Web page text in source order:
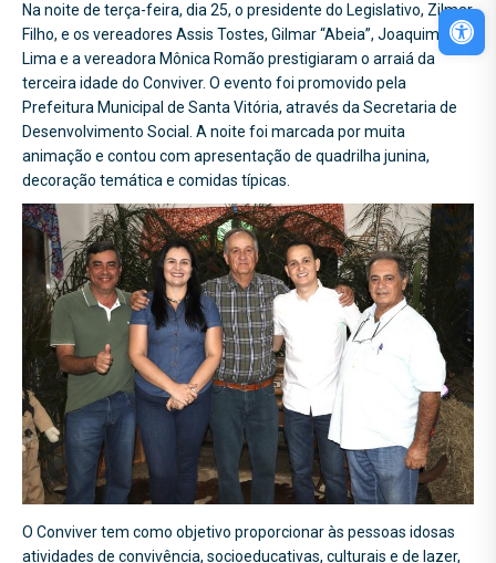
Na noite de terça-feira, dia 25, o presidente do Legislativo, Zilmar
Filho, e os vereadores Assis Tostes, Gilmar “Abeia”, Joaquim
Lima e a vereadora Mônica Romão prestigiaram o arraiá da
terceira idade do Conviver. O evento foi promovido pela
Prefeitura Municipal de Santa Vitória, através da Secretaria de
Desenvolvimento Social. A noite foi marcada por muita
animação e contou com apresentação de quadrilha junina,
decoração temática e comidas típicas.
O Conviver tem como objetivo proporcionar às pessoas idosas
atividades de convivência, socioeducativas, culturais e de lazer,